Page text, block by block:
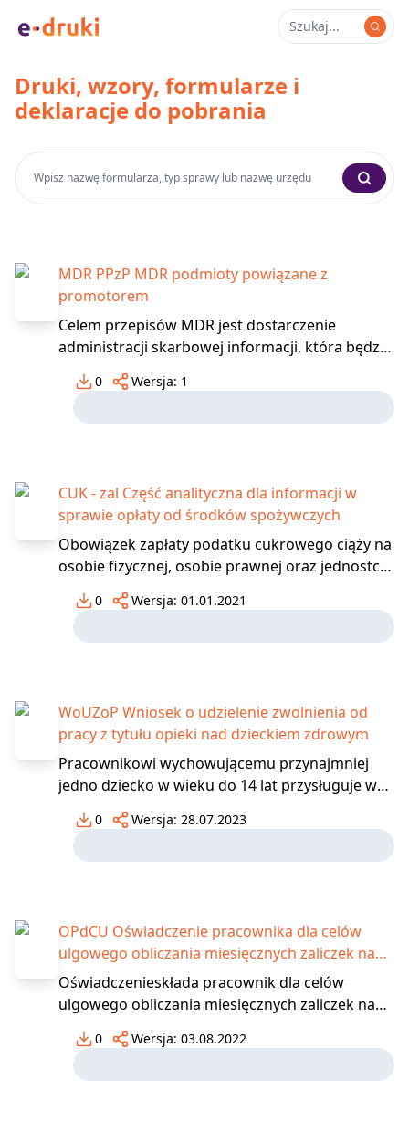
Druki, wzory, formularze i
deklaracje do pobrania
MDR PPzP MDR podmioty powiązane z
promotorem
Celem przepisów MDR jest dostarczenie
administracji skarbowej informacji, która będzie
wykorzystywana przez organy podatkowe do
poprawy jakości systemu podatkowego.
Dostarczane informacje umożliwią również
0 Wersja: 1
CUK - zal Część analityczna dla informacji w
sprawie opłaty od środków spożywczych
Obowiązek zapłaty podatku cukrowego ciąży na
osobie fizycznej, osobie prawnej oraz jednostce
organizacyjnej nieposiadającej osobowości
prawnej, która: sprzedaje napoje do punktów
sprzedaż detalicznej produkuje, nabywa napoje
0 Wersja: 01.01.2021
WoUZoP Wniosek o udzielenie zwolnienia od
pracy z tytułu opieki nad dzieckiem zdrowym
Pracownikowi wychowującemu przynajmniej
jedno dziecko w wieku do 14 lat przysługuje w
ciągu roku kalendarzowego zwolnienie od pracy
w wymiarze 16 godzin albo 2 dni, z
zachowaniem prawa do wynagrodzenia. O
0 Wersja: 28.07.2023
OPdCU Oświadczenie pracownika dla celów
ulgowego obliczania miesięcznych zaliczek na
podatek dochodowy od osób fizycznych
Oświadczenieskłada pracownik dla celów
ulgowego obliczania miesięcznych zaliczek na
podatek dochodowy od osób fizycznych w
zakładzie pracy, którego dochody nie
przekroczą górnej granicy pierwszego
0 Wersja: 03.08.2022